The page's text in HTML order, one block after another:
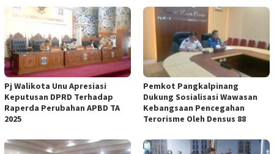
Pj Walikota Unu Apresiasi
Keputusan DPRD Terhadap
Raperda Perubahan APBD TA
2025
Pemkot Pangkalpinang
Dukung Sosialisasi Wawasan
Kebangsaan Pencegahan
Terorisme Oleh Densus 88